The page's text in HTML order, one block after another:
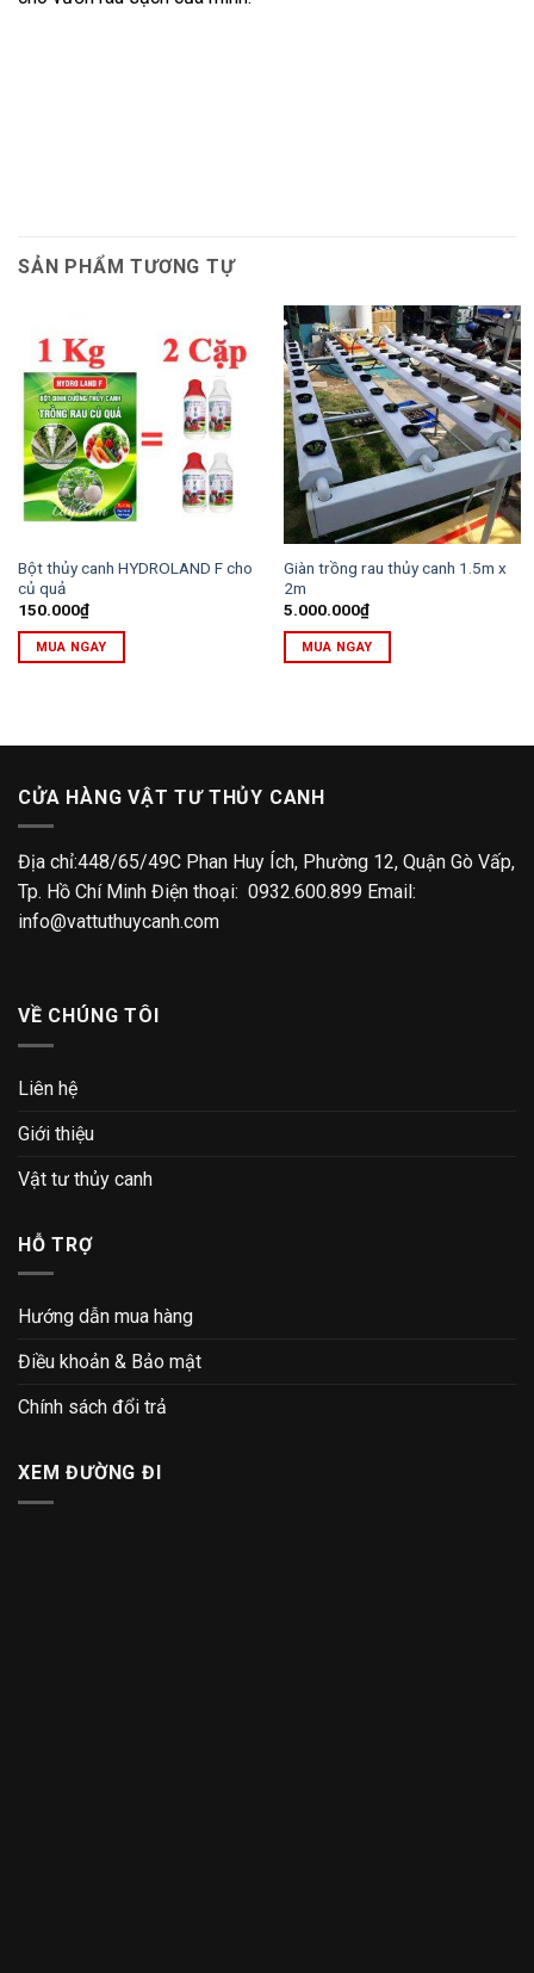
SẢN PHẨM TƯƠNG TỰ
Bột thủy canh HYDROLAND F cho
củ quả
150.000₫
MUA NGAY
Giàn trồng rau thủy canh 1.5m x
2m
5.000.000₫
MUA NGAY
CỬA HÀNG VẬT TƯ THỦY CANH
Địa chỉ:448/65/49C Phan Huy Ích, Phường 12, Quận Gò Vấp,
Tp. Hồ Chí Minh Điện thoại: 0932.600.899 Email:
info@vattuthuycanh.com
VỀ CHÚNG TÔI
Liên hệ
Giới thiệu
Vật tư thủy canh
HỖ TRỢ
Hướng dẫn mua hàng
Điều khoản & Bảo mật
Chính sách đổi trả
XEM ĐƯỜNG ĐI